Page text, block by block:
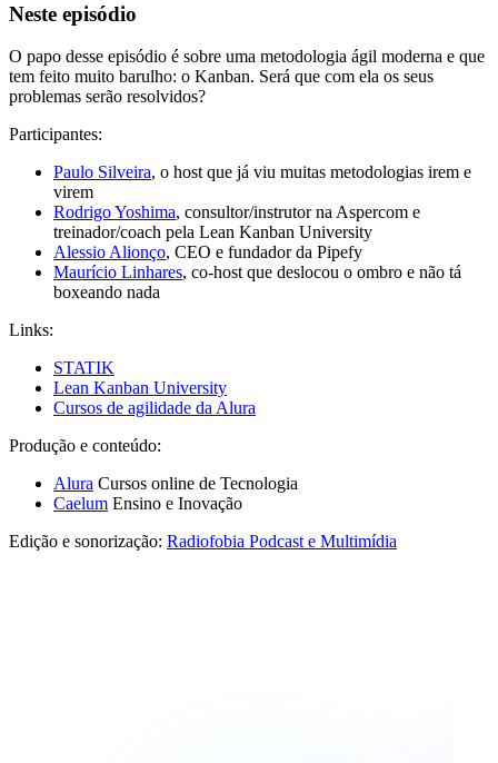
Neste episódio
O papo desse episódio é sobre uma metodologia ágil moderna e que
tem feito muito barulho: o Kanban. Será que com ela os seus
problemas serão resolvidos?
Participantes:
Paulo Silveira, o host que já viu muitas metodologias irem e
virem
Rodrigo Yoshima, consultor/instrutor na Aspercom e
treinador/coach pela Lean Kanban University
Alessio Alionço, CEO e fundador da Pipefy
Maurício Linhares, co-host que deslocou o ombro e não tá
boxeando nada
Links:
STATIK
Lean Kanban University
Cursos de agilidade da Alura
Produção e conteúdo:
Alura Cursos online de Tecnologia
Caelum Ensino e Inovação
Edição e sonorização: Radiofobia Podcast e Multimídia